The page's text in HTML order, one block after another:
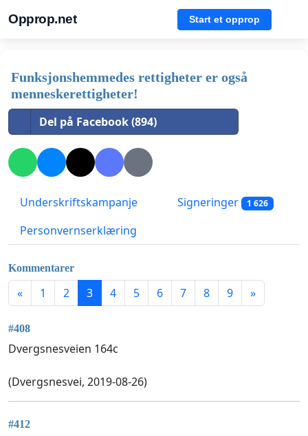
Opprop.net Start et opprop
Funksjonshemmedes rettigheter er også
menneskerettigheter!
Del på Facebook (894)
Underskriftskampanje Signeringer 1 626
Personvernserklæring
Kommentarer
« 1 2 3 4 5 6 7 8 9 »
#408
Dvergsnesveien 164c
(Dvergsnesvei, 2019-08-26)
#412